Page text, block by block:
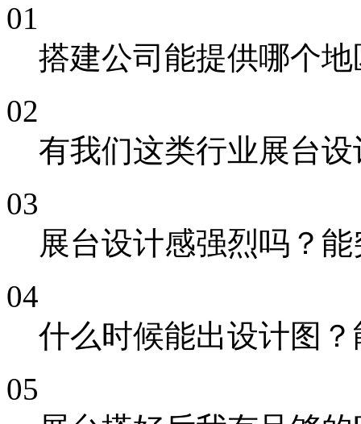
01
搭建公司能提供哪个
02
有我们这类行业展台
03
展台设计感强烈吗？
04
什么时候能出设计图
05